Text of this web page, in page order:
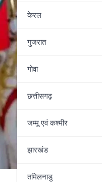
केरल
गुजरात
गोवा
छत्तीसगढ़
जम्‍मू एवं कश्‍मीर
झारखंड
तमिलनाडु